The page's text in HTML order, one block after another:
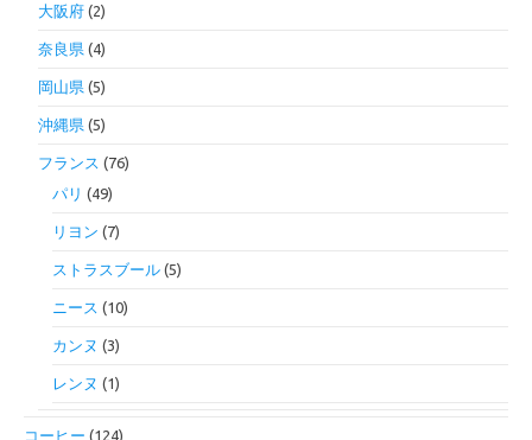
大阪府 (2)
奈良県 (4)
岡山県 (5)
沖縄県 (5)
フランス (76)
パリ (49)
リヨン (7)
ストラスブール (5)
ニース (10)
カンヌ (3)
レンヌ (1)
コーヒー (124)